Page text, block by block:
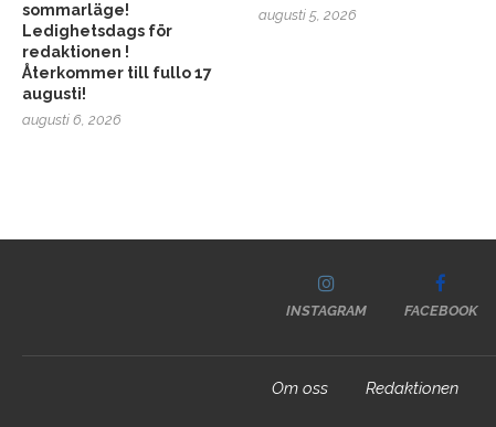
sommarläge!
Ledighetsdags för
redaktionen !
Återkommer till fullo 17
augusti!
augusti 6, 2026
augusti 5, 2026
INSTAGRAM FACEBOOK
Om oss Redaktionen